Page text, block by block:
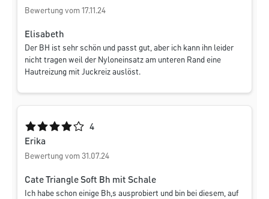
Bewertung vom 17.11.24
Elisabeth
Der BH ist sehr schön und passt gut, aber ich kann ihn leider
nicht tragen weil der Nyloneinsatz am unteren Rand eine
Hautreizung mit Juckreiz auslöst.
Durchschnittliche Bewertung von 4 von 5 Sternen
4
Erika
Bewertung vom 31.07.24
Cate Triangle Soft Bh mit Schale
Ich habe schon einige Bh,s ausprobiert und bin bei diesem, auf